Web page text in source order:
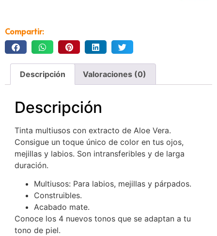
Compartir:
Descripción Valoraciones (0)
Descripción
Tinta multiusos con extracto de Aloe Vera.
Consigue un toque único de color en tus ojos,
mejillas y labios. Son intransferibles y de larga
duración.
Multiusos: Para labios, mejillas y párpados.
Construibles.
Acabado mate.
Conoce los 4 nuevos tonos que se adaptan a tu
tono de piel.